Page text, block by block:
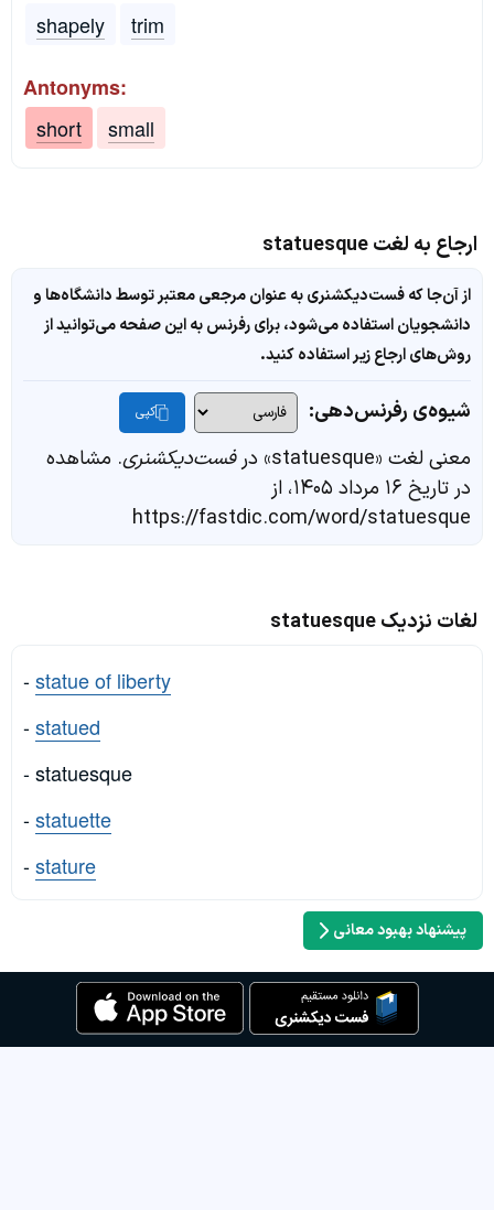
shapely
trim
Antonyms:
short
small
ارجاع به لغت statuesque
از آن‌جا که فست‌دیکشنری به عنوان مرجعی معتبر توسط دانشگاه‌ها و
دانشجویان استفاده می‌شود، برای رفرنس به این صفحه می‌توانید از
روش‌های ارجاع زیر استفاده کنید.
شیوه‌ی رفرنس‌دهی: کپی
معنی لغت «statuesque» در فست‌دیکشنری. مشاهده
در تاریخ ۱۶ مرداد ۱۴۰۵، از
https://fastdic.com/word/statuesque
لغات نزدیک statuesque
-statue of liberty
-statued
- statuesque
-statuette
-stature
پیشنهاد بهبود معانی